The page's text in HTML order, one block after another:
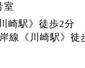
室
崎駅》徒歩2分
線《川崎駅》徒